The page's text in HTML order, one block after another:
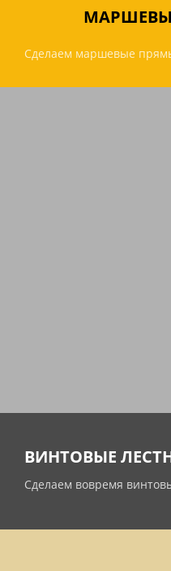
Сделаем маршевые
ВИНТОВЫЕ
Сделаем вовремя